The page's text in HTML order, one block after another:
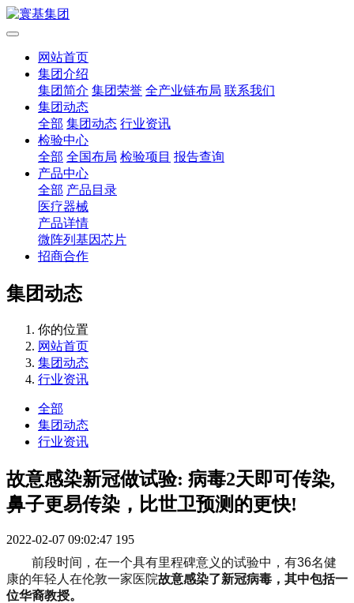
网站首页
集团介绍
集团简介 集团荣誉 全产业链布局 联系我们
集团动态
全部 集团动态 行业资讯
检验中心
全部 全国布局 检验项目 报告查询
产品中心
全部 产品目录
医疗器械
产品详情
微阵列基因芯片
招商合作
集团动态
你的位置
网站首页
集团动态
行业资讯
全部
集团动态
行业资讯
故意感染新冠做试验: 病毒2天即可传染,
鼻子更易传染，比世卫预测的更快!
2022-02-07 09:02:47 195
前段时间，在一个具有里程碑意义的试验中，有36名健
康的年轻人在伦敦一家医院故意感染了新冠病毒，其中包括一
位华裔教授。